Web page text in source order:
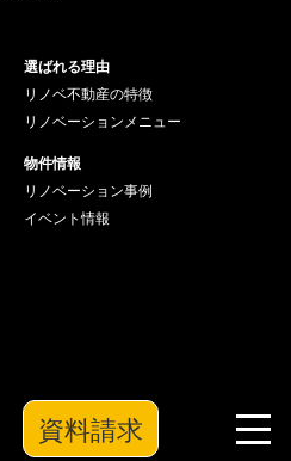
資料請求
選ばれる理由
リノベ不動産の特徴
リノベーションメニュー
物件情報
リノベーション事例
イベント情報
Inc All Rights Reserved.